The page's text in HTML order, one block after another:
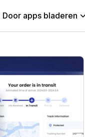
Door apps bladeren